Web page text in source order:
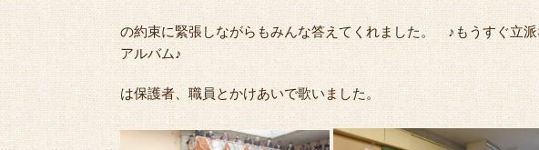
の約束に緊張しながらもみんな答えてくれました。 ♪もうすぐ
アルバム♪
は保護者、職員とかけあいで歌いました。